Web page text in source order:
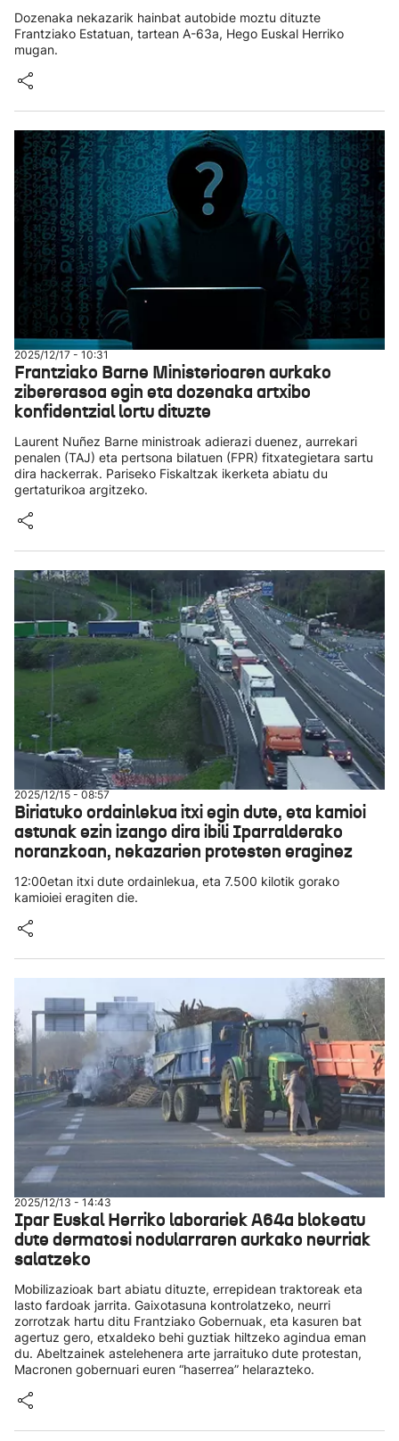
Dozenaka nekazarik hainbat autobide moztu dituzte
Frantziako Estatuan, tartean A-63a, Hego Euskal Herriko
mugan.
2025/12/17 - 10:31
Frantziako Barne Ministerioaren aurkako
zibererasoa egin eta dozenaka artxibo
konfidentzial lortu dituzte
Laurent Nuñez Barne ministroak adierazi duenez, aurrekari
penalen (TAJ) eta pertsona bilatuen (FPR) fitxategietara sartu
dira hackerrak. Pariseko Fiskaltzak ikerketa abiatu du
gertaturikoa argitzeko.
2025/12/15 - 08:57
Biriatuko ordainlekua itxi egin dute, eta kamioi
astunak ezin izango dira ibili Iparralderako
noranzkoan, nekazarien protesten eraginez
12:00etan itxi dute ordainlekua, eta 7.500 kilotik gorako
kamioiei eragiten die.
2025/12/13 - 14:43
Ipar Euskal Herriko laborariek A64a blokeatu
dute dermatosi nodularraren aurkako neurriak
salatzeko
Mobilizazioak bart abiatu dituzte, errepidean traktoreak eta
lasto fardoak jarrita. Gaixotasuna kontrolatzeko, neurri
zorrotzak hartu ditu Frantziako Gobernuak, eta kasuren bat
agertuz gero, etxaldeko behi guztiak hiltzeko agindua eman
du. Abeltzainek astelehenera arte jarraituko dute protestan,
Macronen gobernuari euren “haserrea” helarazteko.